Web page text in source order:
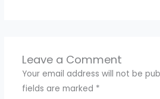
Leave a Comment
Your email address will not be
fields are marked *